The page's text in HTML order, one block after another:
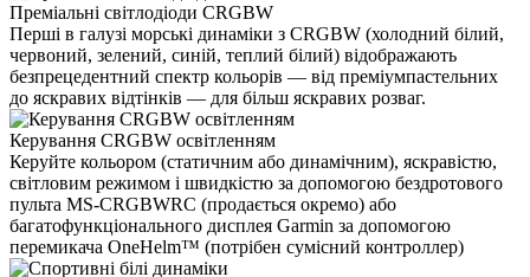
Преміальні світлодіоди CRGBW
Перші в галузі морські динаміки з CRGBW (холодний білий,
червоний, зелений, синій, теплий білий) відображають
безпрецедентний спектр кольорів — від преміумпастельних
до яскравих відтінків — для більш яскравих розваг.
Керування CRGBW освітленням
Керуйте кольором (статичним або динамічним), яскравістю,
світловим режимом і швидкістю за допомогою бездротового
пульта MS-CRGBWRC (продається окремо) або
багатофункціонального дисплея Garmin за допомогою
перемикача OneHelm™ (потрібен сумісний контроллер)